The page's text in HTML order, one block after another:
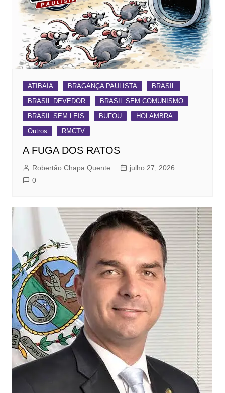
ATIBAIA BRAGANÇA PAULISTA
BRASIL
BRASIL DEVEDOR
BRASIL SEM COMUNISMO
BRASIL SEM LEIS
BUFOU
HOLAMBRA
Outros
RMCTV
A FUGA DOS RATOS
Robertão Chapa Quente
julho 27, 2026
0